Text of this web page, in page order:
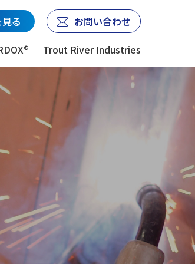
Trout River Industries
る お問い合わせ